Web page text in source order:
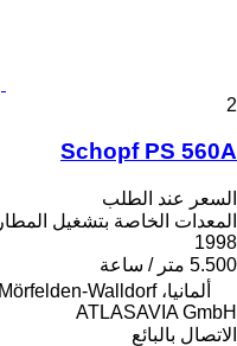
2
Schopf PS 560A
السعر عند الطلب
المعدات الخاصة بتشغيل
1998
5.500 متر / ساعة
ألمانيا، Mörfelden-Walldorf
ATLASAVIA GmbH
الاتصال بالبائع